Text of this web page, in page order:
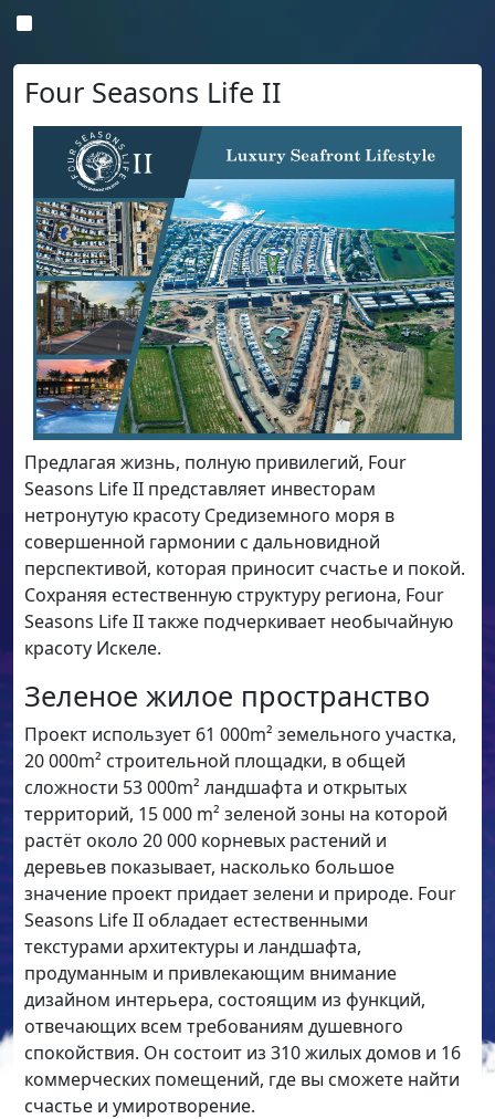
Four Seasons Life II
Предлагая жизнь, полную привилегий, Four
Seasons Life II представляет инвесторам
нетронутую красоту Средиземного моря в
совершенной гармонии с дальновидной
перспективой, которая приносит счастье и покой.
Сохраняя естественную структуру региона, Four
Seasons Life II также подчеркивает необычайную
красоту Искеле.
Зеленое жилое пространство
Проект использует 61 000m² земельного участка,
20 000m² строительной площадки, в общей
сложности 53 000m² ландшафта и открытых
территорий, 15 000 m² зеленой зоны на которой
растёт около 20 000 корневых растений и
деревьев показывает, насколько большое
значение проект придает зелени и природе. Four
Seasons Life II обладает естественными
текстурами архитектуры и ландшафта,
продуманным и привлекающим внимание
дизайном интерьера, состоящим из функций,
отвечающих всем требованиям душевного
спокойствия. Он состоит из 310 жилых домов и 16
коммерческих помещений, где вы сможете найти
счастье и умиротворение.